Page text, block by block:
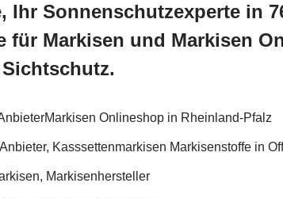
Ihr Sonnenschutzexperte in
für Markisen und Markisen
Onlineshop in Rheinland-Pfalz
Kasssettenmarkisen Markisenstoffe in
Markisenhersteller